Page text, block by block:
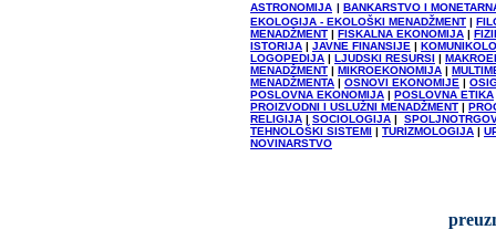
ASTRONOMIJA | BANKARSTVO I
EKOLOGIJA - EKOLOŠKI MENADŽMENT |
MENADŽMENT | FISKALNA EKONOMIJA |
ISTORIJA | JAVNE FINANSIJE |
LOGOPEDIJA | LJUDSKI RESURSI |
MENADŽMENT | MIKROEKONOMIJA |
MENADŽMENTA | OSNOVI EKONOMIJE |
POSLOVNA EKONOMIJA | POSLOVNA ETIKA
PROIZVODNI I USLUŽNI MENADŽMENT |
RELIGIJA | SOCIOLOGIJA |
TEHNOLOŠKI SISTEMI | TURIZMOLOGIJA |
NOVINARSTVO